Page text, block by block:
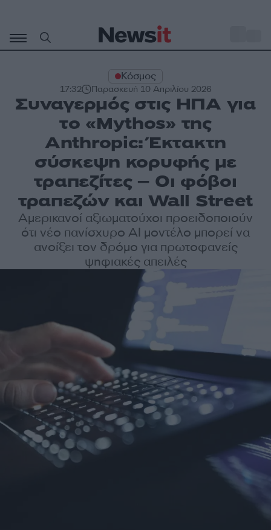
περιεχόμενο
Κόσμος
17:32 Παρασκευή 10 Απριλίου 2026
Συναγερμός στις ΗΠΑ για
το «Mythos» της
Anthropic: Έκτακτη
σύσκεψη κορυφής με
τραπεζίτες – Οι φόβοι
τραπεζών και Wall Street
Αμερικανοί αξιωματούχοι προειδοποιούν
ότι νέο πανίσχυρο AI μοντέλο μπορεί να
ανοίξει τον δρόμο για πρωτοφανείς
ψηφιακές απειλές